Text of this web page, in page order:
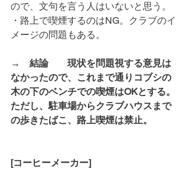
ので、文句を言う人はいないと思う。
・路上で喫煙するのはNG。クラブのイ
メージの問題もある。
→　結論　　現状を問題視する意見は
なかったので、これまで通りコブシの
木の下のベンチでの喫煙はOKとする。
ただし、駐車場からクラブハウスまで
の歩きたばこ、路上喫煙は禁止。
[コーヒーメーカー]